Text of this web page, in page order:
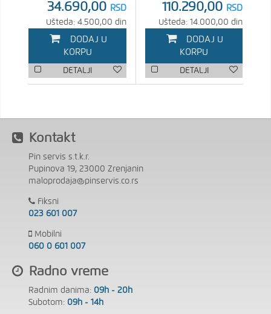
34.690,00 RSD
Ušteda: 4.500,00 din
DODAJ U
KORPU
DETALJI
110.290,00 RSD
Ušteda: 14.000,00 din
DODAJ U
KORPU
DETALJI
Kontakt
Pin servis s.t.k.r.
Pupinova 19, 23000 Zrenjanin
maloprodaja@pinservis.co.rs
Fiksni
023 601 007
Mobilni
060 0 601 007
Radno vreme
Radnim danima: 09h - 20h
Subotom: 09h - 14h